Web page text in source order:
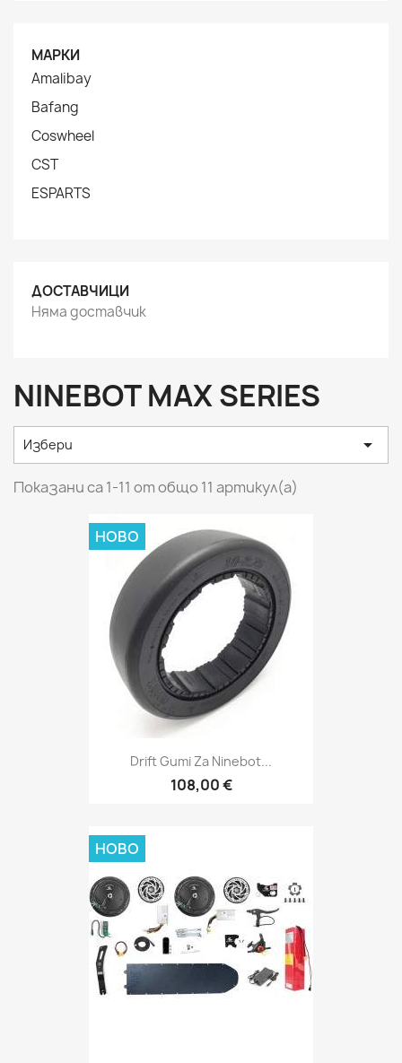
МАРКИ
Amalibay
Bafang
Coswheel
CST
ESPARTS
ДОСТАВЧИЦИ
Няма доставчик
NINEBOT MAX SERIES
Избери 
Показани са 1-11 от общо 11 артикул(а)
Drift Gumi Za Ninebot...
108,00 €
НОВО
НОВО